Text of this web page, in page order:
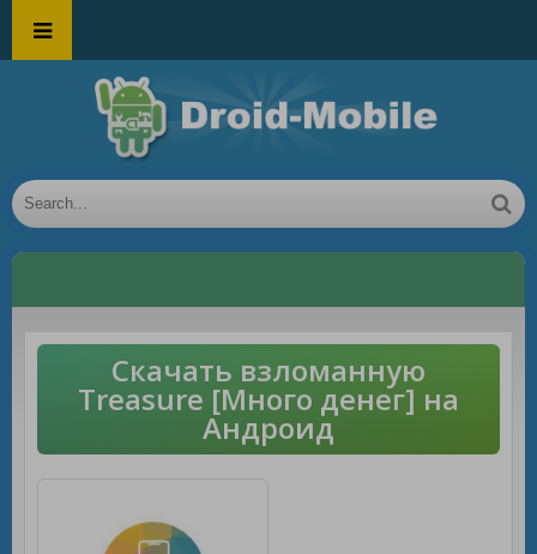
Скачать взломанную
Treasure [Много денег] на
Андроид